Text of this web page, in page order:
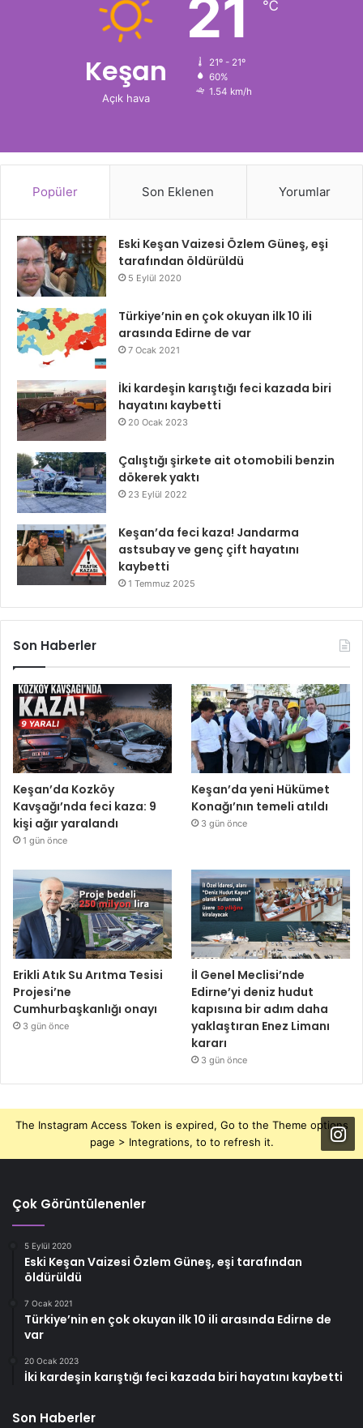
Keşan
Açık hava
21 ℃
21º - 21º
60%
1.54 km/h
Popüler Son Eklenen Yorumlar
Eski Keşan Vaizesi Özlem Güneş, eşi
tarafından öldürüldü
5 Eylül 2020
Türkiye’nin en çok okuyan ilk 10 ili
arasında Edirne de var
7 Ocak 2021
İki kardeşin karıştığı feci kazada biri
hayatını kaybetti
20 Ocak 2023
Çalıştığı şirkete ait otomobili benzin
dökerek yaktı
23 Eylül 2022
Keşan’da feci kaza! Jandarma
astsubay ve genç çift hayatını
kaybetti
1 Temmuz 2025
Son Haberler
Keşan’da Kozköy
Kavşağı’nda feci kaza: 9
kişi ağır yaralandı
1 gün önce
Keşan’da yeni Hükümet
Konağı’nın temeli atıldı
3 gün önce
Erikli Atık Su Arıtma Tesisi
Projesi’ne
Cumhurbaşkanlığı onayı
3 gün önce
İl Genel Meclisi’nde
Edirne’yi deniz hudut
kapısına bir adım daha
yaklaştıran Enez Limanı
kararı
3 gün önce
The Instagram Access Token is expired, Go to the Theme options
page > Integrations, to to refresh it.
Çok Görüntülenenler
5 Eylül 2020
Eski Keşan Vaizesi Özlem Güneş, eşi tarafından
öldürüldü
7 Ocak 2021
Türkiye’nin en çok okuyan ilk 10 ili arasında Edirne de
var
20 Ocak 2023
İki kardeşin karıştığı feci kazada biri hayatını kaybetti
Son Haberler